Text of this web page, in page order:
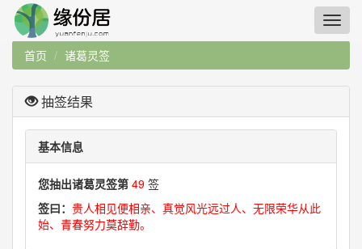
首页 诸葛灵签
抽签结果
基本信息
您抽出诸葛灵签第 49 签
签曰： 贵人相见便相亲、真觉风光远过人、无限荣华从此
始、青春努力莫辞勤。